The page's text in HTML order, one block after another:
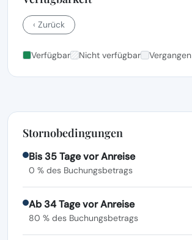
‹ Zurück
Verfügbar Nicht verfügbar Vergangen
Stornobedingungen
Bis 35 Tage vor Anreise
0 % des Buchungsbetrags
Ab 34 Tage vor Anreise
80 % des Buchungsbetrags